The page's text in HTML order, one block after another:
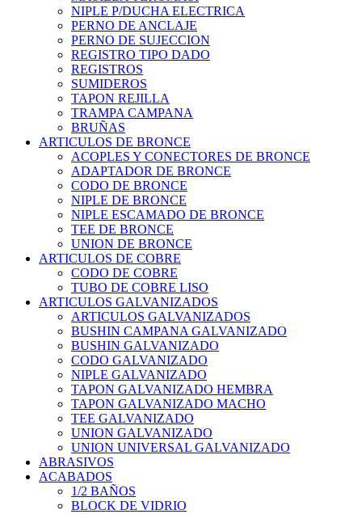
NIPLE P/DUCHA ELECTRICA
PERNO DE ANCLAJE
PERNO DE SUJECCION
REGISTRO TIPO DADO
REGISTROS
SUMIDEROS
TAPON REJILLA
TRAMPA CAMPANA
BRUÑAS
ARTICULOS DE BRONCE
ACOPLES Y CONECTORES DE BRONCE
ADAPTADOR DE BRONCE
CODO DE BRONCE
NIPLE DE BRONCE
NIPLE ESCAMADO DE BRONCE
TEE DE BRONCE
UNION DE BRONCE
ARTICULOS DE COBRE
CODO DE COBRE
TUBO DE COBRE LISO
ARTICULOS GALVANIZADOS
ARTICULOS GALVANIZADOS
BUSHIN CAMPANA GALVANIZADO
BUSHIN GALVANIZADO
CODO GALVANIZADO
NIPLE GALVANIZADO
TAPON GALVANIZADO HEMBRA
TAPON GALVANIZADO MACHO
TEE GALVANIZADO
UNION GALVANIZADO
UNION UNIVERSAL GALVANIZADO
ABRASIVOS
ACABADOS
1/2 BAÑOS
BLOCK DE VIDRIO